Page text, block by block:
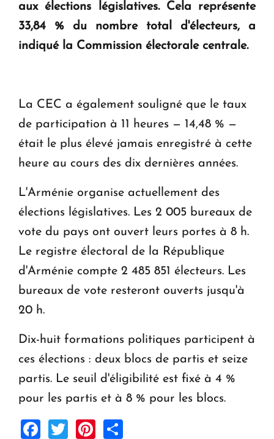
" Tant qu'il n'existe pas d'alternative concrète, la
question d'un référendum ne se pose pas. "
Le premier hôtel Hyatt Regency d'Arménie
ouvrira ses portes à Dilijan
aux élections législatives. Cela représente
33,84 % du nombre total d'électeurs, a
indiqué la Commission électorale centrale.
La CEC a également souligné que le taux
de participation à 11 heures — 14,48 % —
était le plus élevé jamais enregistré à cette
heure au cours des dix dernières années.
L'Arménie organise actuellement des
élections législatives. Les 2 005 bureaux de
vote du pays ont ouvert leurs portes à 8 h.
Le registre électoral de la République
d'Arménie compte 2 485 851 électeurs. Les
bureaux de vote resteront ouverts jusqu'à
20 h.
Dix-huit formations politiques participent à
ces élections : deux blocs de partis et seize
partis. Le seuil d'éligibilité est fixé à 4 %
pour les partis et à 8 % pour les blocs.
Facebook
TwitterPinterest